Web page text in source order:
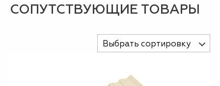
СОПУТСТВУЮЩИЕ ТОВАРЫ
Выбрать сортировку